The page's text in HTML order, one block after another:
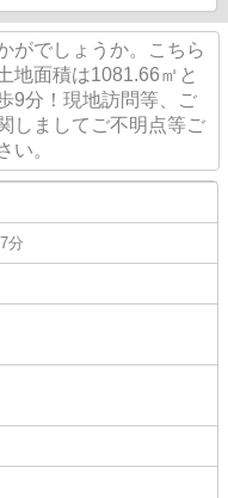
がでしょうか。こちら
地面積は1081.66㎡と
9分！現地訪問等、ご
しましてご不明点等ご
い。
分